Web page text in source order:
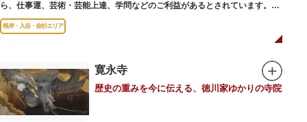
ら、仕事運、芸術・芸能上達、学問などのご利益があるとされています。
境内には、国の重要有形民俗文化財であるミニチュアの富士山「富士塚」
や、日本三大に数えられる「庚申塚」、昭和を代表する囲碁棋士・藤沢秀行
印は、うっとりするほど美しいデザインで人気を博しています。
江戸後期には、学問の神様である菅原道真公も回向院より遷され、境内にあ
る末社を含めて15柱もの神様が祀られています。俳優の渥美清が願をかけた
神社としても知られ、映画「男はつらいよ」で寅さんが首にかけているお守
根岸・入谷・金杉エリア
寛永寺
歴史の重みを今に伝える、徳川家ゆかりの寺院